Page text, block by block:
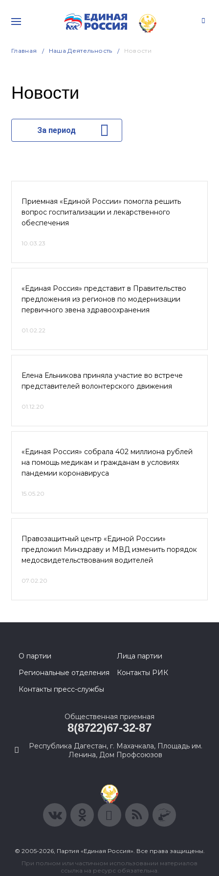
Главная Наша Деятельность Новости
Новости
За период
Приемная «Единой России» помогла решить
вопрос госпитализации и лекарственного
обеспечения
10.03.23
«Единая Россия» представит в Правительство
предложения из регионов по модернизации
первичного звена здравоохранения
01.02.22
Елена Ельникова приняла участие во встрече
представителей волонтерского движения
01.12.20
«Единая Россия» собрала 402 миллиона рублей
на помощь медикам и гражданам в условиях
пандемии коронавируса
15.05.20
Правозащитный центр «Единой России»
предложил Минздраву и МВД изменить порядок
медосвидетельствования водителей
07.02.20
О партии
Лица партии
Региональные отделения
Контакты РИК
Контакты пресс-службы
Общественная приемная
8(8722)67-32-87
Республика Дагестан, г. Махачкала, Площадь им.
Ленина, Дом Профсоюзов
© 2005-2026, Партия «Единая Россия». Все права защищены.
При полном или частичном использовании материалов
ссылка на ресурс обязательна.